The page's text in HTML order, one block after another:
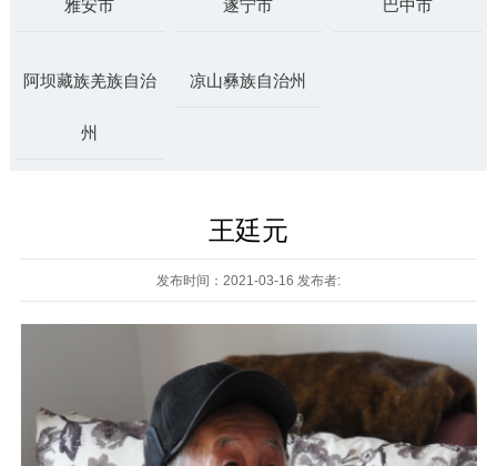
雅安市 遂宁市 巴中市
阿坝藏族羌族自治
州
凉山彝族自治州
王廷元
发布时间：2021-03-16 发布者: